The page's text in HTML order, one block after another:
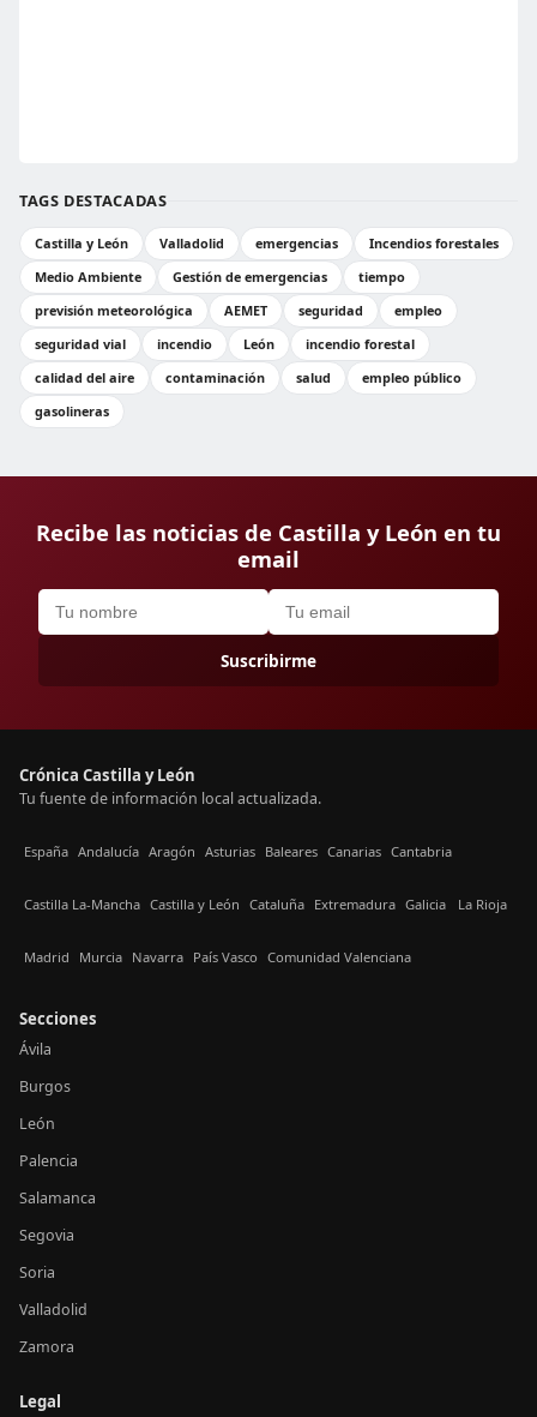
TAGS DESTACADAS
Castilla y León Valladolid emergencias
Incendios forestales
Medio Ambiente
Gestión de emergencias
tiempo
previsión meteorológica
AEMET seguridad
empleo
seguridad vial
incendio León
incendio forestal
calidad del aire
contaminación salud
empleo público
gasolineras
Recibe las noticias de Castilla y León en tu
email
Suscribirme
Crónica Castilla y León
Tu fuente de información local actualizada.
España Andalucía Aragón Asturias Baleares Canarias Cantabria
Castilla La-Mancha Castilla y León Cataluña Extremadura Galicia La Rioja
Madrid Murcia Navarra País Vasco Comunidad Valenciana
Secciones
Ávila
Burgos
León
Palencia
Salamanca
Segovia
Soria
Valladolid
Zamora
Legal